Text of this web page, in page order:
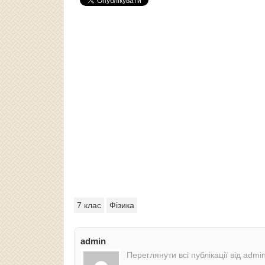
7 клас Фізика
admin
Переглянути всі публікації від